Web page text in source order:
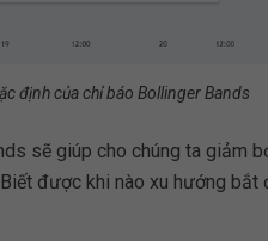
định của chỉ báo Bollinger Bands
sẽ giúp cho chúng ta giảm
được khi nào xu hướng bắt